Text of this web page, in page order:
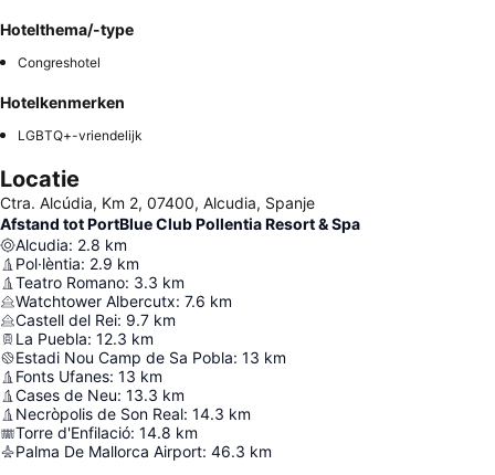
Hotelthema/-type
Congreshotel
Hotelkenmerken
LGBTQ+-vriendelijk
Locatie
Ctra. Alcúdia, Km 2, 07400, Alcudia, Spanje
Afstand tot PortBlue Club Pollentia Resort & Spa
Alcudia: 2.8 km
Pol·lèntia: 2.9 km
Teatro Romano: 3.3 km
Watchtower Albercutx: 7.6 km
Castell del Rei: 9.7 km
La Puebla: 12.3 km
Estadi Nou Camp de Sa Pobla: 13 km
Fonts Ufanes: 13 km
Cases de Neu: 13.3 km
Necròpolis de Son Real: 14.3 km
Torre d'Enfilació: 14.8 km
Palma De Mallorca Airport: 46.3 km